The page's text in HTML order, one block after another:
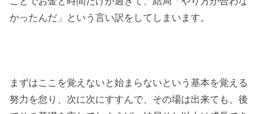
かったんだ」という言い訳をしてしまいます。
まずはここを覚えないと始まらないという基本を覚える
努力を怠り、次に次にすすんで、その場は出来ても、後